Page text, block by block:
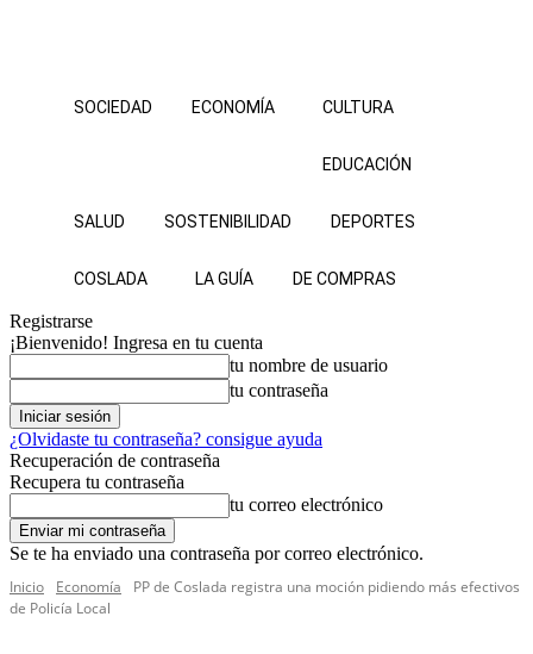
SOCIEDAD ECONOMÍA CULTURA
EDUCACIÓN
SALUD SOSTENIBILIDAD DEPORTES
COSLADA LA GUÍA DE COMPRAS
Registrarse
¡Bienvenido! Ingresa en tu cuenta
tu nombre de usuario
tu contraseña
¿Olvidaste tu contraseña? consigue ayuda
Recuperación de contraseña
Recupera tu contraseña
tu correo electrónico
Se te ha enviado una contraseña por correo electrónico.
Inicio
Economía
PP de Coslada registra una moción pidiendo más efectivos
de Policía Local